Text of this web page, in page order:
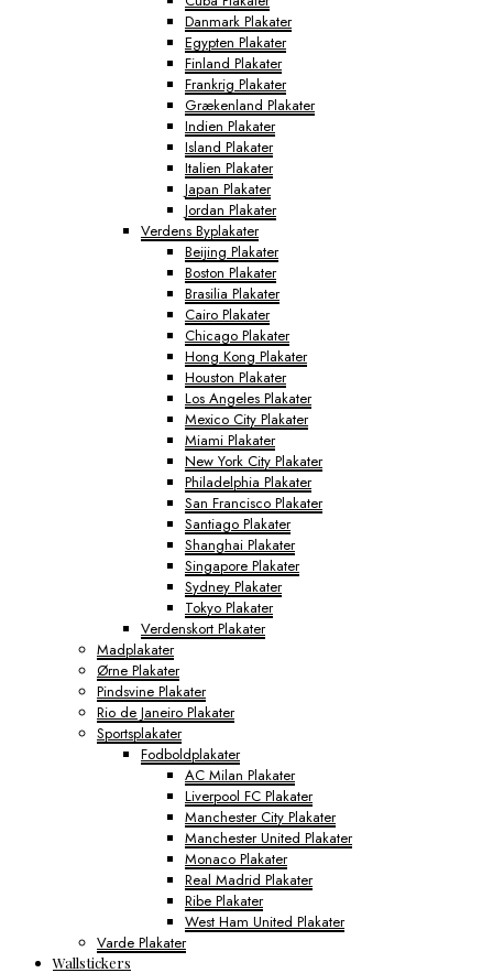
Danmark Plakater
Egypten Plakater
Finland Plakater
Frankrig Plakater
Grækenland Plakater
Indien Plakater
Island Plakater
Italien Plakater
Japan Plakater
Jordan Plakater
Verdens Byplakater
Beijing Plakater
Boston Plakater
Brasilia Plakater
Cairo Plakater
Chicago Plakater
Hong Kong Plakater
Houston Plakater
Los Angeles Plakater
Mexico City Plakater
Miami Plakater
New York City Plakater
Philadelphia Plakater
San Francisco Plakater
Santiago Plakater
Shanghai Plakater
Singapore Plakater
Sydney Plakater
Tokyo Plakater
Verdenskort Plakater
Madplakater
Ørne Plakater
Pindsvine Plakater
Rio de Janeiro Plakater
Sportsplakater
Fodboldplakater
AC Milan Plakater
Liverpool FC Plakater
Manchester City Plakater
Manchester United Plakater
Monaco Plakater
Real Madrid Plakater
Ribe Plakater
West Ham United Plakater
Varde Plakater
Wallstickers